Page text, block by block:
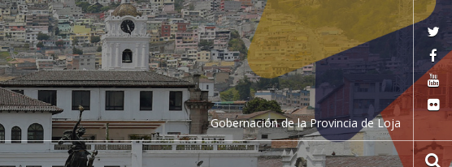
Gobernación de la Provincia de Loja